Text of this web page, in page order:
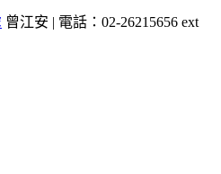
曾江安 | 電話：02-26215656 ext